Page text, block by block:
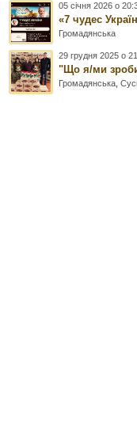
05 січня 2026 о
«7 чудес
Громадянська
29 грудня 2025 о
"Що я/ми
Громадянська ,